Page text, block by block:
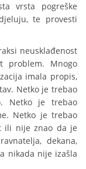
vrsta pogreške
te provesti
neusklađenost
problem. Mnogo
imala propis,
Netko je trebao
Netko je trebao
Netko je trebao
ili nije znao da je
dekana,
nikada nije izašla